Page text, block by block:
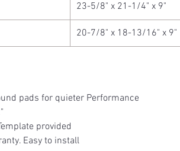
23-5/8" x 21-1/4" x 9"
20-7/8" x 18-13/16" x 9"
pads for quieter Performance
provided
Easy to install